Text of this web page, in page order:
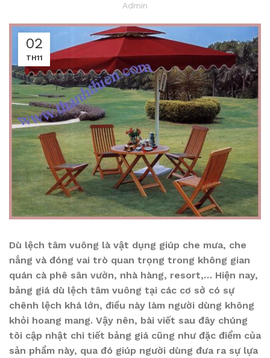
Admin
02
TH11
Dù lệch tâm vuông là vật dụng giúp che mưa, che
nắng và đóng vai trò quan trọng trong không gian
quán cà phê sân vườn, nhà hàng, resort,… Hiện nay,
bảng giá dù lệch tâm vuông tại các cơ sở có sự
chênh lệch khá lớn, điều này làm người dùng không
khỏi hoang mang. Vậy nên, bài viết sau đây chúng
tôi cập nhật chi tiết bảng giá cũng như đặc điểm của
sản phẩm này, qua đó giúp người dùng đưa ra sự lựa